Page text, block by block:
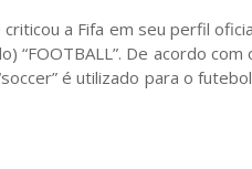
a Fifa em seu perfil
“FOOTBALL”. De acordo
é utilizado para o